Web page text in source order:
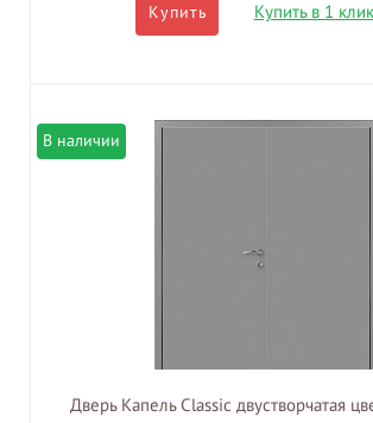
Купить Купить в 1 клик
В наличии
Дверь Капель Classic двустворчатая